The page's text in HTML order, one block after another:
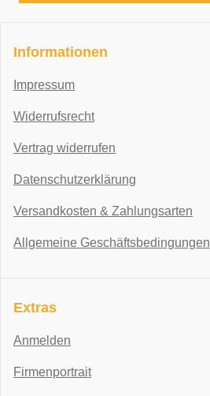
Informationen
Impressum
Widerrufsrecht
Vertrag widerrufen
Datenschutzerklärung
Versandkosten & Zahlungsarten
Allgemeine Geschäftsbedingungen
Extras
Anmelden
Firmenportrait